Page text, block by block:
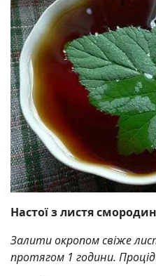
Настої з листя
Залити окропом свіже
протягом 1 години.